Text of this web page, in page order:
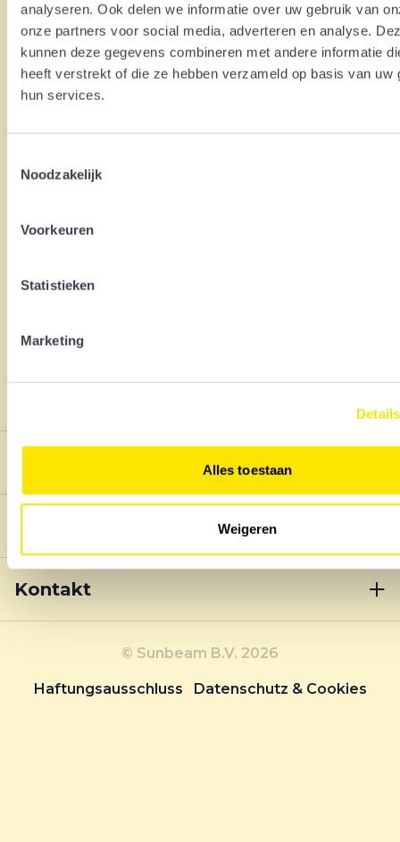
analyseren. Ook delen we informatie over uw gebruik van
onze partners voor social media, adverteren en analyse.
kunnen deze gegevens combineren met andere informatie
heeft verstrekt of die ze hebben verzameld op basis van uw
hun services.
Noodzakelijk
Voorkeuren
Statistieken
Marketing
Alles toestaan
Weigeren
Kontakt
© Sunbeam B.V. 2026
Haftungsausschluss Datenschutz & Cookies